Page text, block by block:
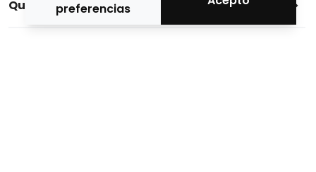
Quiénes somos
preferencias